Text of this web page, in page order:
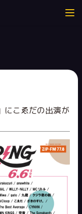
にこゑだの出演が